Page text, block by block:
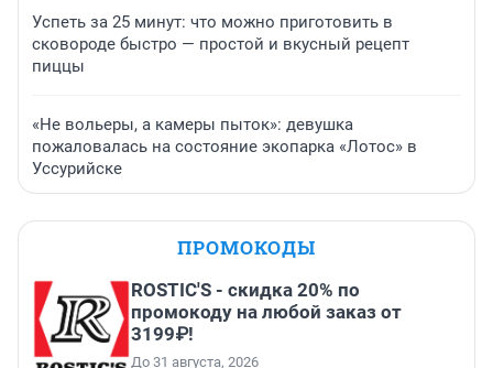
Успеть за 25 минут: что можно приготовить в
сковороде быстро — простой и вкусный рецепт
пиццы
«Не вольеры, а камеры пыток»: девушка
пожаловалась на состояние экопарка «Лотос» в
Уссурийске
ПРОМОКОДЫ
ROSTIC'S - скидка 20% по
промокоду на любой заказ от
3199₽!
До 31 августа, 2026